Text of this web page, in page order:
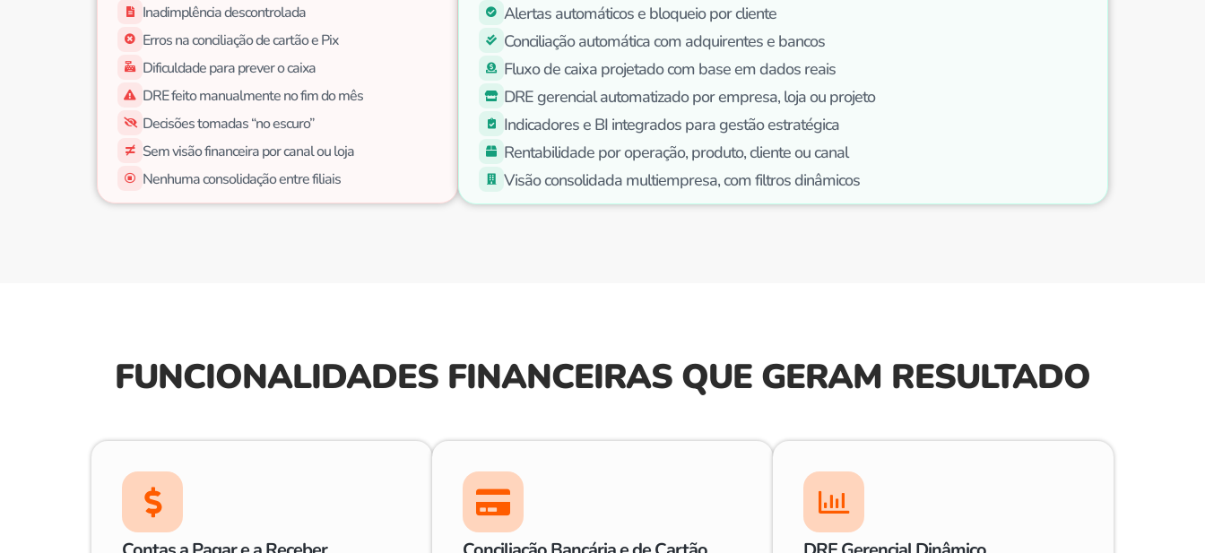
Inadimplência descontrolada
Erros na conciliação de cartão e Pix
Dificuldade para prever o caixa
DRE feito manualmente no fim do mês
Decisões tomadas “no escuro”
Sem visão financeira por canal ou loja
Nenhuma consolidação entre filiais
Alertas automáticos e bloqueio por cliente
Conciliação automática com adquirentes e bancos
Fluxo de caixa projetado com base em dados reais
DRE gerencial automatizado por empresa, loja ou projeto
Indicadores e BI integrados para gestão estratégica
Rentabilidade por operação, produto, cliente ou canal
Visão consolidada multiempresa, com filtros dinâmicos
FUNCIONALIDADES FINANCEIRAS QUE GERAM RESULTADO